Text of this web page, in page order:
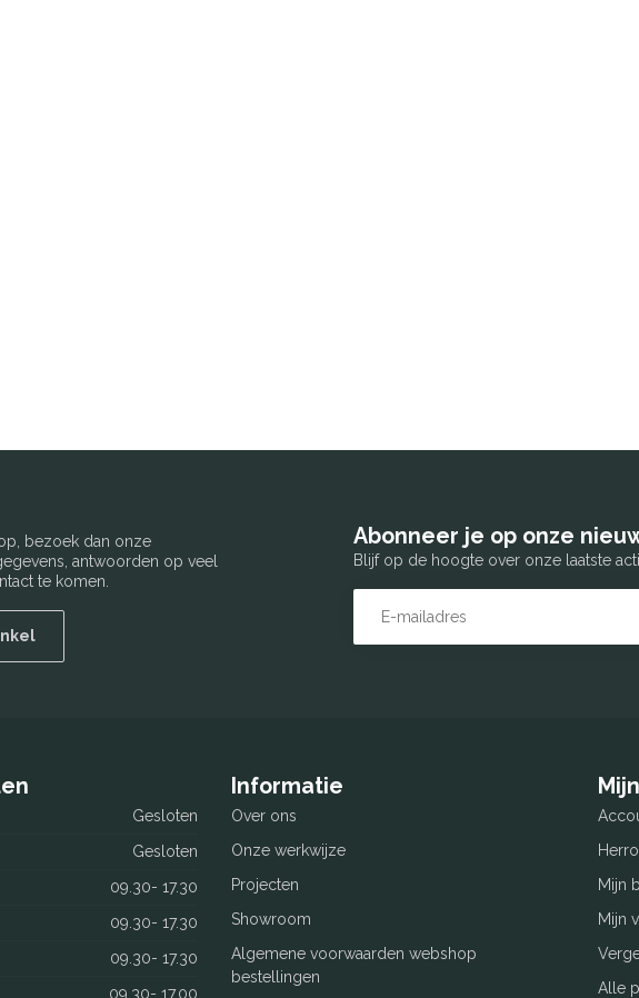
bezoek dan onze
antwoorden op veel
te komen.
Abonneer je op onze
Blijf op de hoogte over onze laatste
Gesloten
Gesloten
09.30- 17.30
09.30- 17.30
09.30- 17.30
09.30- 17.00
Informatie
Over ons
Onze werkwijze
Projecten
Showroom
Algemene voorwaarden webshop
bestellingen
Mijn
Mijn
Alle